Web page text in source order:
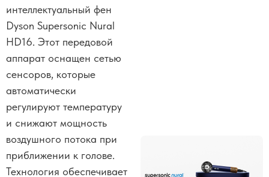
интеллектуальный фен
Dyson Supersonic Nural
HD16. Этот передовой
аппарат оснащен сетью
сенсоров, которые
автоматически
регулируют температуру
и снижают мощность
воздушного потока при
приближении к голове.
Технология обеспечивает